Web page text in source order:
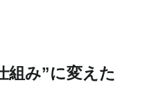
組み”に変えた